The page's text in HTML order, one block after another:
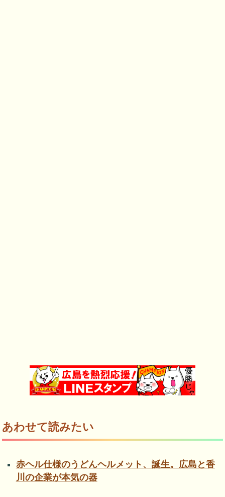
あわせて読みたい
赤ヘル仕様のうどんヘルメット、誕生。広島と香
川の企業が本気の器